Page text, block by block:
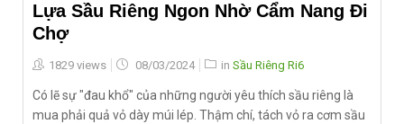
Lựa Sầu Riêng Ngon Nhờ Cẩm Nang Đi
Chợ
1829 views
Posted
08/03/2024 in Sầu Riêng Ri6
Có lẽ sự "đau khổ" của những người yêu thích sầu riêng là
mua phải quả vỏ dày múi lép. Thậm chí, tách vỏ ra cơm sầu